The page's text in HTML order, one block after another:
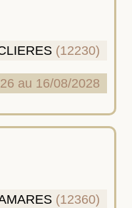
(12230)
au 16/08/2028
(12360)